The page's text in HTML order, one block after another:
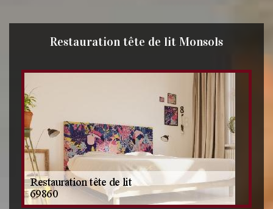
Restauration tête de lit Monsols